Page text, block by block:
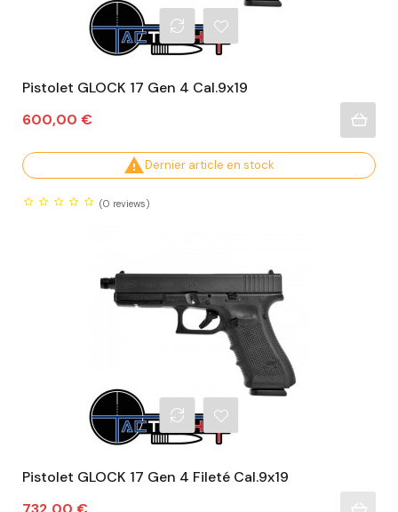
Pistolet GLOCK 17 Gen 4 Cal.9x19
Prix
600,00 €
Dernier article en stock
(0 reviews)
Pistolet GLOCK 17 Gen 4 Fileté Cal.9x19
Prix